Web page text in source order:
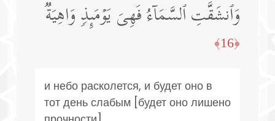
وَٱنشَقَّتِ ٱلسَّمَاۤءُ فَهِیَ یَوۡمَىِٕذࣲ وَاهِیَةࣱ
﴿16﴾
и небо расколется, и будет оно в
тот день слабым [будет оно лишено